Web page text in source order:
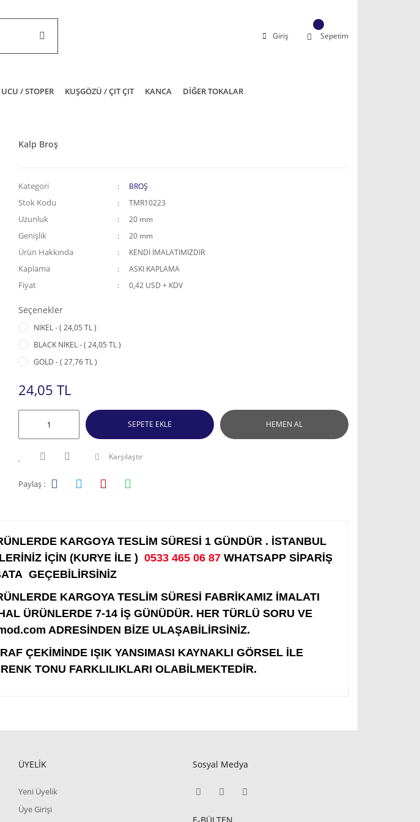
Giriş Sepetim
/ STOPER KUŞGÖZÜ / ÇIT ÇIT KANCA DİĞER TOKALAR
Kalp Broş
Kategori BROŞ
Stok Kodu TMR10223
Uzunluk 20 mm
Genişlik 20 mm
Ürün Hakkında KENDİ İMALATIMIZDIR
Kaplama ASKI KAPLAMA
Fiyat 0,42 USD + KDV
Seçenekler
NİKEL - ( 24,05 TL )
BLACK NİKEL - ( 24,05 TL )
GOLD - ( 27,76 TL )
24,05 TL
SEPETE EKLE HEMEN AL
Karşılaştır
Paylaş :
KARGOYA TESLİM SÜRESİ 1 GÜNDÜR . İSTANBUL
İÇİN (KURYE İLE ) 0533 465 06 87 WHATSAPP SİPARİŞ
GEÇEBİLİRSİNİZ
KARGOYA TESLİM SÜRESİ FABRİKAMIZ İMALATI
ÜRÜNLERDE 7-14 İŞ GÜNÜDÜR. HER TÜRLÜ SORU VE
ADRESİNDEN BİZE ULAŞABİLİRSİNİZ.
ÇEKİMİNDE IŞIK YANSIMASI KAYNAKLI GÖRSEL İLE
TONU FARKLILIKLARI OLABİLMEKTEDİR.
ÜYELİK
Yeni Üyelik
Üye Girişi
Sosyal Medya